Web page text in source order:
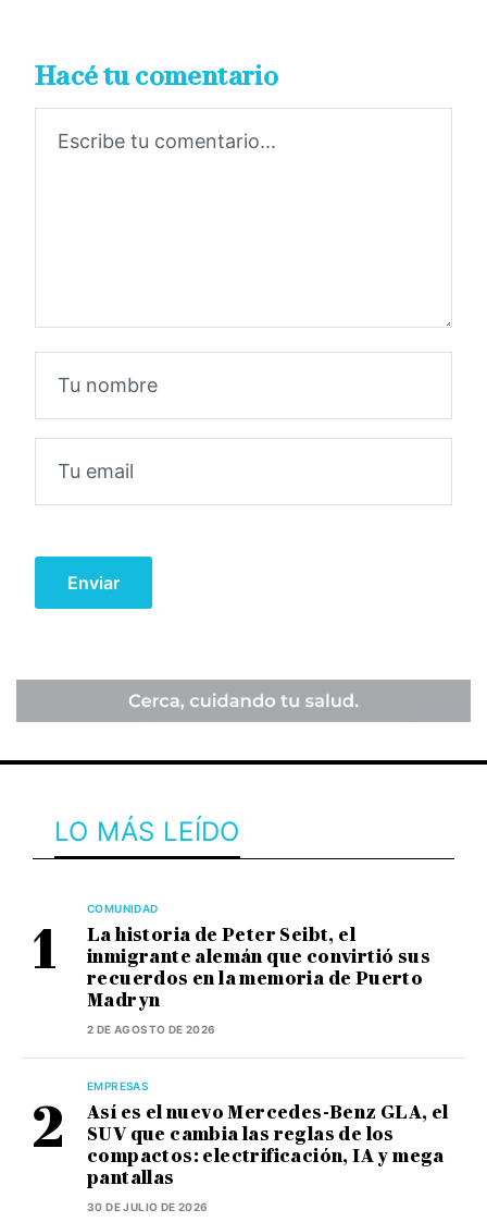
Hacé tu comentario
LO MÁS LEÍDO
COMUNIDAD
La historia de Peter Seibt, el
inmigrante alemán que convirtió sus
recuerdos en la memoria de Puerto
Madryn
2 DE AGOSTO DE 2026
EMPRESAS
Así es el nuevo Mercedes-Benz GLA, el
SUV que cambia las reglas de los
compactos: electrificación, IA y mega
pantallas
30 DE JULIO DE 2026